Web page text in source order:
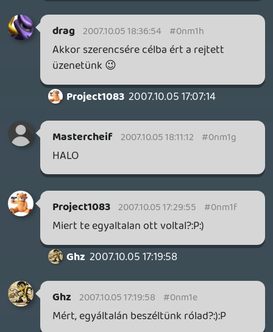
Project1083 2007.10.05 15:57:02
Project1083 2007.10.05 15:57:02 #0nm18
Eloljaroban engem nem zavar hogy ki mit
hogy ejt ki.De attol mert meg magyarok
vagyunk az nem lesz helyes.Az nem
"angoloskodas" ha valaminek a nevet
angoloskodas amit neha liquid muvel
mikor nemtalalja hirtelen a szo magyar
felangol/magyar szot az az.:PSemilyen mas
markat sem mondasz fonetikusan
Street Fighter de mondjuk azt sem hogy
World of Warcraft.
sztem ez sz*r befejezés lett volna
kb mint a 3-é, ahol már csak az nincs kiírva
nagybetűkkel, hogy "és most sírd el
magad.."